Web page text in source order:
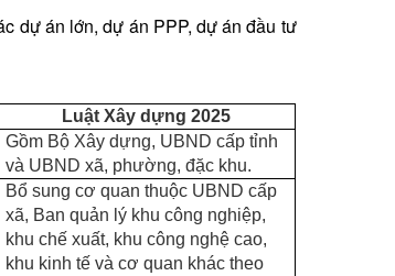
dự án lớn, dự án PPP, dự án đầu tư
Luật Xây dựng 2025
Gồm Bộ Xây dựng, UBND cấp tỉnh
và UBND xã, phường, đặc khu.
Bổ sung cơ quan thuộc UBND cấp
xã, Ban quản lý khu công nghiệp,
khu chế xuất, khu công nghệ cao,
khu kinh tế và cơ quan khác theo